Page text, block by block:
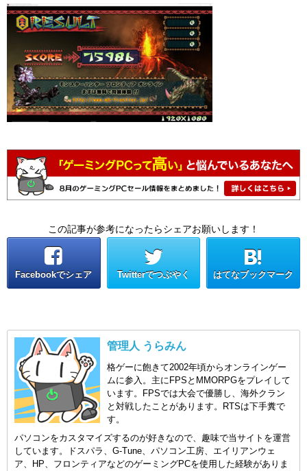
この記事が参考になったらシェアお願いします！
Facebookでシェア Twitterでつぶやく はてなブックマーク
管理人 うらみん
格ゲーに飽きて2002年頃からオンラインゲー
ムに参入。主にFPSとMMORPGをプレイして
います。FPSでは大会で優勝し、海外クラン
と対戦したことがあります。RTSは下手糞で
す。
パソコンをカスタマイズするのが好きなので、趣味で当サイトを運営
しています。ドスパラ、G-Tune、パソコン工房、エイリアンウェ
ア、HP、フロンティアなどのゲーミングPCを使用した経験がありま